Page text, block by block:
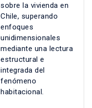
sobre la vivienda en
Chile, superando
enfoques
unidimensionales
mediante una lectura
estructural e
integrada del
fenómeno
habitacional.